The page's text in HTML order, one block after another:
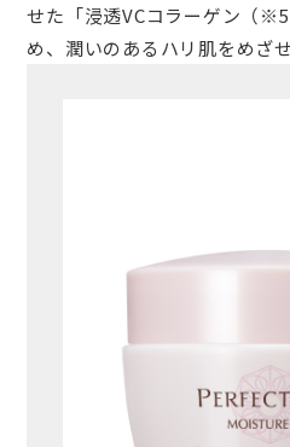
せた「浸透VCコラーゲン（
め、潤いのあるハリ肌をめざせ